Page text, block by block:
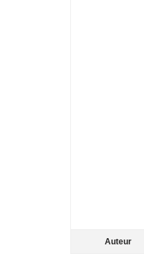
Auteur